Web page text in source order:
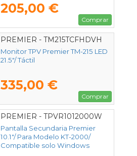
205,00 €
Comprar
PREMIER - TM215TCFHDVH
Monitor TPV Premier TM-215 LED
21.5"/ Táctil
335,00 €
Comprar
PREMIER - TPVR1012000W
Pantalla Secundaria Premier
10.1"/ Para Modelo KT-2000/
Compatible solo Windows